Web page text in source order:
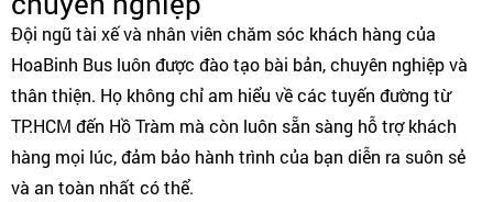
Đội ngũ tài xế và nhân viên chăm sóc khách hàng của
HoaBinh Bus luôn được đào tạo bài bản, chuyên nghiệp và
thân thiện. Họ không chỉ am hiểu về các tuyến đường từ
TP.HCM đến Hồ Tràm mà còn luôn sẵn sàng hỗ trợ khách
hàng mọi lúc, đảm bảo hành trình của bạn diễn ra suôn sẻ
và an toàn nhất có thể.